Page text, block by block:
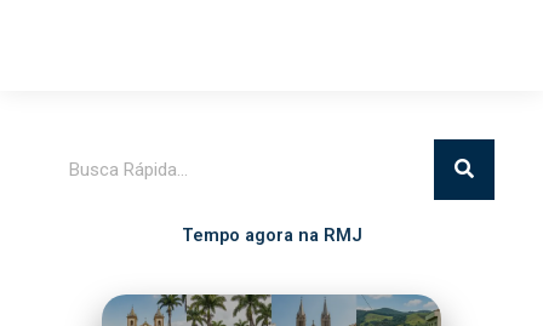
Tempo agora na RMJ